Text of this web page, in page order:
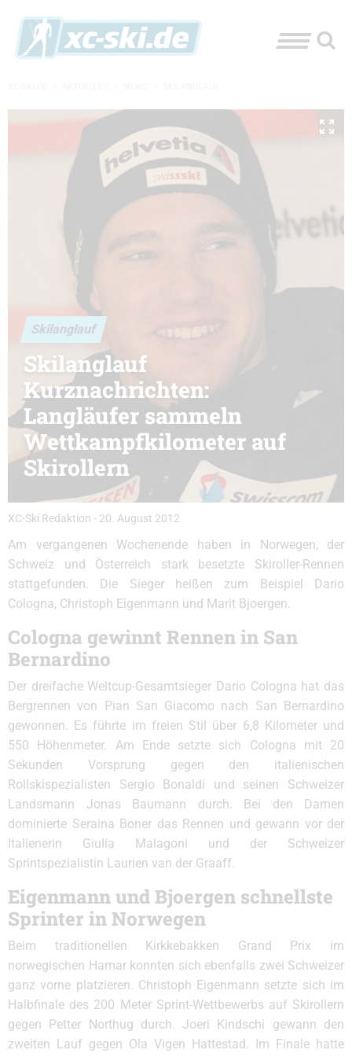
Skilanglauf
Skilanglauf
Kurznachrichten:
Langläufer sammeln
Wettkampfkilometer auf
Skirollern
XC-Ski Redaktion - 20. August 2012
Am vergangenen Wochenende haben in Norwegen, der
Schweiz und Österreich stark besetzte Skiroller-Rennen
stattgefunden. Die Sieger heißen zum Beispiel Dario
Cologna, Christoph Eigenmann und Marit Bjoergen.
Cologna gewinnt Rennen in San
Bernardino
Der dreifache Weltcup-Gesamtsieger Dario Cologna hat das
Bergrennen von Pian San Giacomo nach San Bernardino
gewonnen. Es führte im freien Stil über 6,8 Kilometer und
550 Höhenmeter. Am Ende setzte sich Cologna mit 20
Sekunden Vorsprung gegen den italienischen
Rollskispezialisten Sergio Bonaldi und seinen Schweizer
Landsmann Jonas Baumann durch. Bei den Damen
dominierte Seraina Boner das Rennen und gewann vor der
Italienerin Giulia Malagoni und der Schweizer
Sprintspezialistin Laurien van der Graaff.
Eigenmann und Bjoergen schnellste
Sprinter in Norwegen
Beim traditionellen Kirkkebakken Grand Prix im
norwegischen Hamar konnten sich ebenfalls zwei Schweizer
ganz vorne platzieren. Christoph Eigenmann setzte sich im
Halbfinale des 200 Meter Sprint-Wettbewerbs auf Skirollern
gegen Petter Northug durch. Joeri Kindschi gewann den
zweiten Lauf gegen Ola Vigen Hattestad. Im Finale hatte